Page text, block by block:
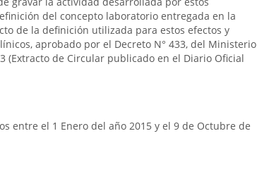
del concepto laboratorio entregada en la
de la definición utilizada para estos efectos y
aprobado por el Decreto N° 433, del Ministerio
(Extracto de Circular publicado en el Diario Oficial
entre el 1 Enero del año 2015 y el 9 de Octubre de